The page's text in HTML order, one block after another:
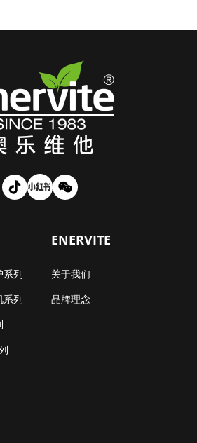
系列
系列
ENERVITE
关于我们
品牌理念